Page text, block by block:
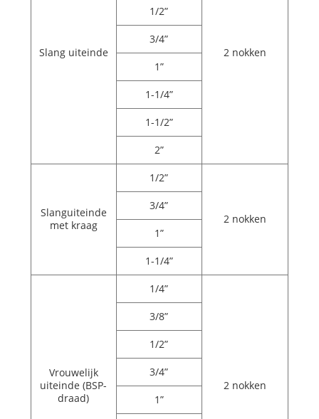
Slang uiteinde 2 nokken
1/2”
3/4”
1”
1-1/4”
1-1/2”
2”
Slanguiteinde
met kraag
1/2”
2 nokken
3/4”
1”
1-1/4”
Vrouwelijk
uiteinde (BSP-
draad)
1/4”
2 nokken
3/8”
1/2”
3/4”
1”